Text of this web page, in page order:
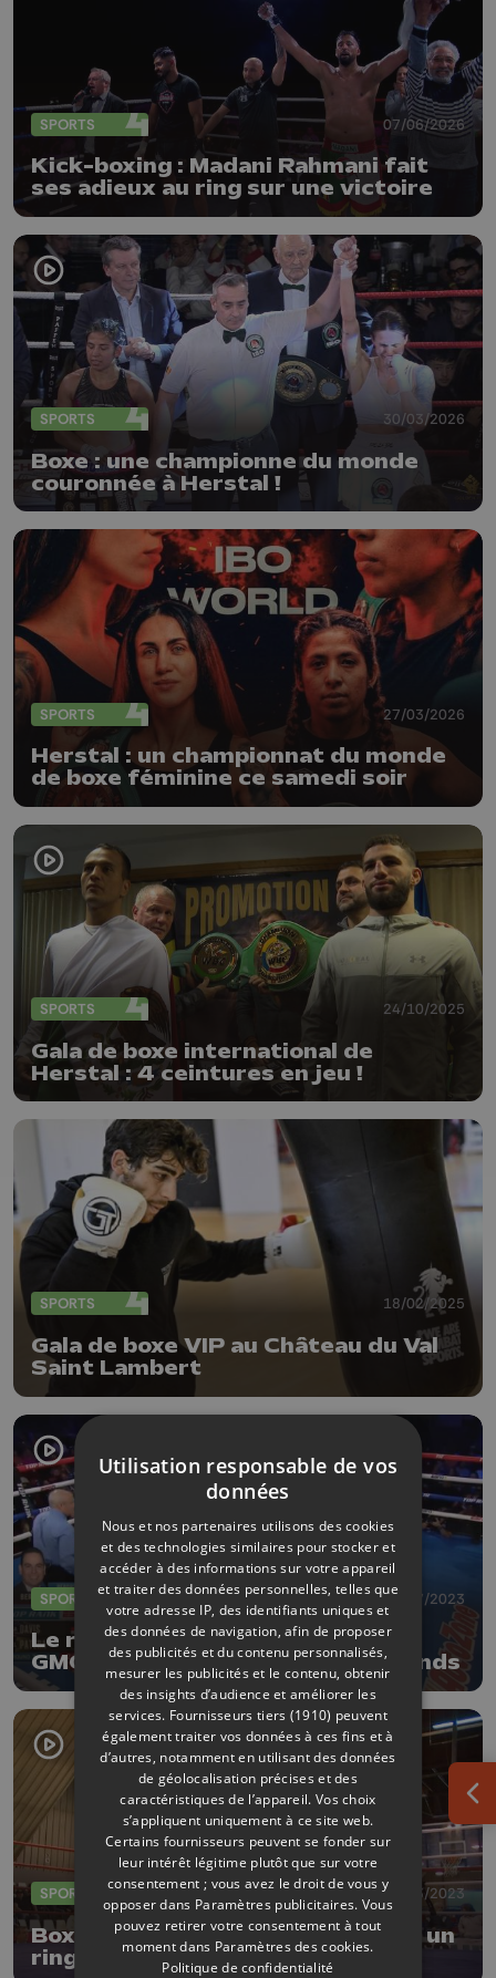
SPORTS 07/06/2026
Kick-boxing : Madani Rahmani fait
ses adieux au ring sur une victoire
SPORTS 30/03/2026
Boxe : une championne du monde
couronnée à Herstal !
SPORTS 27/03/2026
Herstal : un championnat du monde
de boxe féminine ce samedi soir
SPORTS 24/10/2025
Gala de boxe international de
Herstal : 4 ceintures en jeu !
SPORTS 18/02/2025
Gala de boxe VIP au Château du Val
Saint Lambert
SPORTS 24/07/2023
Le rêve américain de Promotion
GMG (Cheratte) aura duré 10 rounds
SPORTS 09/03/2023
Boxe : des jeunes s'affirment sur un
ring liégeois
Utilisation responsable de vos
données
Nous et nos partenaires utilisons des cookies
et des technologies similaires pour stocker et
accéder à des informations sur votre appareil
et traiter des données personnelles, telles que
votre adresse IP, des identifiants uniques et
des données de navigation, afin de proposer
des publicités et du contenu personnalisés,
mesurer les publicités et le contenu, obtenir
des insights d’audience et améliorer les
services. Fournisseurs tiers (1910) peuvent
également traiter vos données à ces fins et à
d’autres, notamment en utilisant des données
de géolocalisation précises et des
caractéristiques de l’appareil. Vos choix
s’appliquent uniquement à ce site web.
Certains fournisseurs peuvent se fonder sur
leur intérêt légitime plutôt que sur votre
consentement ; vous avez le droit de vous y
opposer dans Paramètres publicitaires. Vous
pouvez retirer votre consentement à tout
moment dans Paramètres des cookies.
Politique de confidentialité